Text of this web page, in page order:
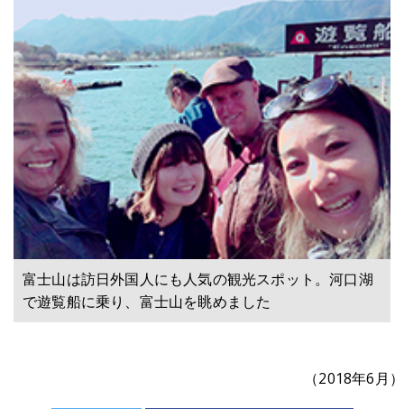
富士山は訪日外国人にも人気の観光スポット。河口湖
で遊覧船に乗り、富士山を眺めました
（2018年6月）